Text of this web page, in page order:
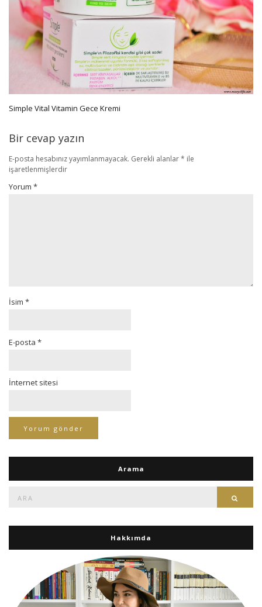
Simple Vital Vitamin Gece Kremi
Bir cevap yazın
E-posta hesabınız yayımlanmayacak. Gerekli alanlar* ile
işaretlenmişlerdir
Yorum *
İsim *
E-posta *
İnternet sitesi
Arama
Hakkımda